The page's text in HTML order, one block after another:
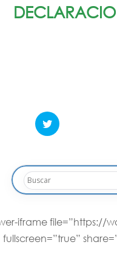
iframe file=”https://
fullscreen=”true”